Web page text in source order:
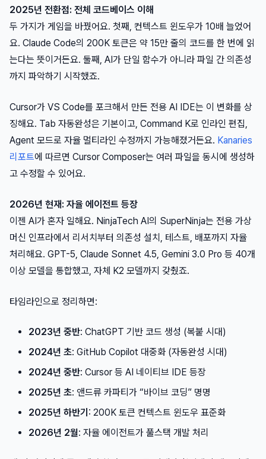
2025년 전환점: 전체 코드베이스 이해
두 가지가 게임을 바꿨어요. 첫째, 컨텍스트 윈도우가 10배 늘었어
요. Claude Code의 200K 토큰은 약 15만 줄의 코드를 한 번에 읽
는다는 뜻이거든요. 둘째, AI가 단일 함수가 아니라 파일 간 의존성
까지 파악하기 시작했죠.
Cursor가 VS Code를 포크해서 만든 전용 AI IDE는 이 변화를 상
징해요. Tab 자동완성은 기본이고, Command K로 인라인 편집,
Agent 모드로 자율 멀티라인 수정까지 가능해졌거든요. Kanaries
리포트에 따르면 Cursor Composer는 여러 파일을 동시에 생성하
고 수정할 수 있어요.
2026년 현재: 자율 에이전트 등장
이젠 AI가 혼자 일해요. NinjaTech AI의 SuperNinja는 전용 가상
머신 인프라에서 리서치부터 의존성 설치, 테스트, 배포까지 자율
처리해요. GPT-5, Claude Sonnet 4.5, Gemini 3.0 Pro 등 40개
이상 모델을 통합했고, 자체 K2 모델까지 갖췄죠.
타임라인으로 정리하면:
2023년 중반: ChatGPT 기반 코드 생성 (복붙 시대)
2024년 초: GitHub Copilot 대중화 (자동완성 시대)
2024년 중반: Cursor 등 AI 네이티브 IDE 등장
2025년 초: 앤드류 카파티가 “바이브 코딩” 명명
2025년 하반기 : 200K 토큰 컨텍스트 윈도우 표준화
2026년 2월: 자율 에이전트가 풀스택 개발 처리